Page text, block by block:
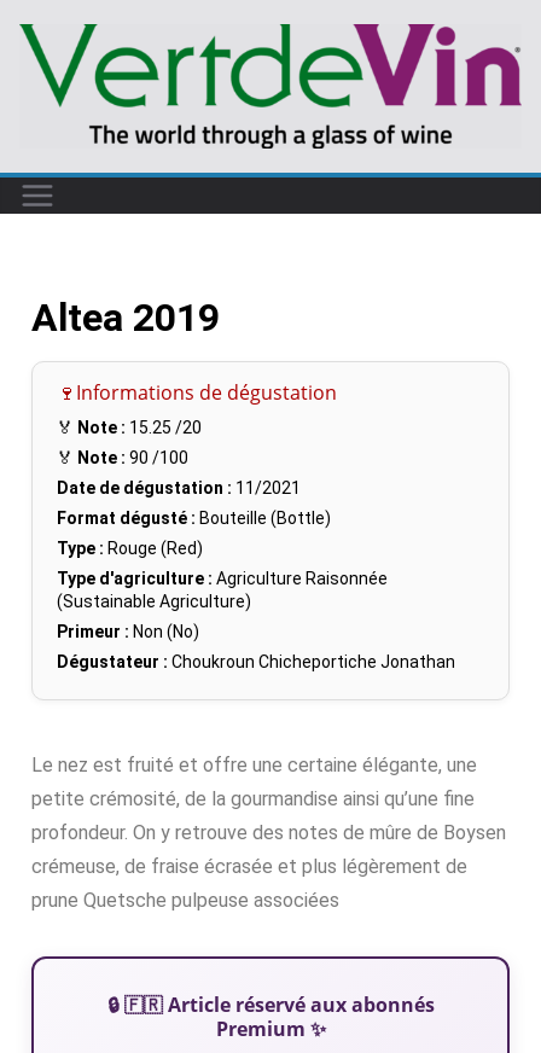
Altea 2019
🍷Informations de dégustation
🏅 Note : 15.25 /20
🏅 Note : 90 /100
Date de dégustation : 11/2021
Format dégusté : Bouteille (Bottle)
Type : Rouge (Red)
Type d'agriculture : Agriculture Raisonnée
(Sustainable Agriculture)
Primeur : Non (No)
Dégustateur : Choukroun Chicheportiche Jonathan
Le nez est fruité et offre une certaine élégante, une
petite crémosité, de la gourmandise ainsi qu’une fine
profondeur. On y retrouve des notes de mûre de Boysen
crémeuse, de fraise écrasée et plus légèrement de
prune Quetsche pulpeuse associées
🔒 🇫🇷 Article réservé aux abonnés
Premium ✨